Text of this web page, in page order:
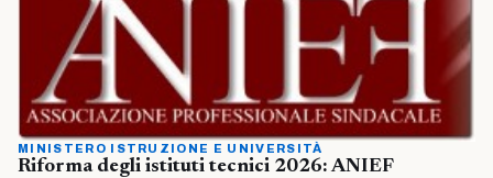
MINISTERO ISTRUZIONE E UNIVERSITÀ
Riforma degli istituti tecnici 2026: ANIEF